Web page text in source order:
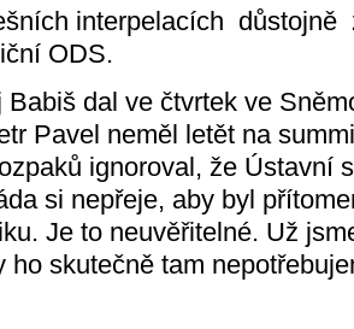
interpelacích důstojně
ODS.
Babiš dal ve čtvrtek ve
Pavel neměl letět na
ignoroval, že Ústavní
si nepřeje, aby byl
Je to neuvěřitelné. Už
ho skutečně tam